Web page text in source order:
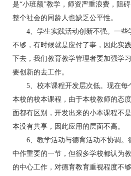
是“小班额”教学，师资严重浪费，阻
整个社会的同龄人也缺乏公平性。
4、学生实践活动创新不强。一些
不够，有时候就是应付了事，因此实
下去，我们教育教学管理者要加强学
要创新的去工作。
5、校本课程开发层次低。现在每
本校的校本课程，由于本校教师的态
面都有区别，开发出来的小本课程不
本没有共享，因此应用的层面不高。
6、教学活动与德育活动不协调。
中作重要的一节，但很多学校都认为
的中心工作，对德育教育重视程度不